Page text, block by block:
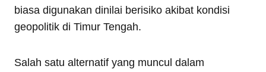
biasa digunakan dinilai berisiko akibat kondisi
geopolitik di Timur Tengah.
Salah satu alternatif yang muncul dalam